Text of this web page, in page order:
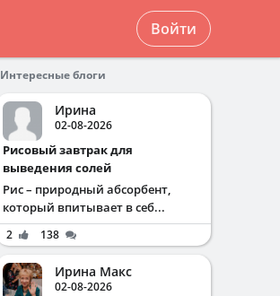
Войти
Интересные блоги
Ирина
02-08-2026
Рисовый завтрак для
выведения солей
Рис – природный абсорбент,
который впитывает в себ...
2 138
Ирина Макс
02-08-2026